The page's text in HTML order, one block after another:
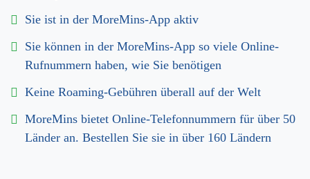
Sie ist in der MoreMins-App aktiv
Sie können in der MoreMins-App so viele Online-
Rufnummern haben, wie Sie benötigen
Keine Roaming-Gebühren überall auf der Welt
MoreMins bietet Online-Telefonnummern für über 50
Länder an. Bestellen Sie sie in über 160 Ländern